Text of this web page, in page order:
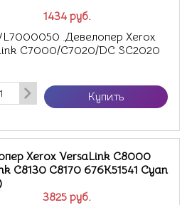
1434 руб.
.Девелопер Xerox
C7000/C7020/DC SC2020
Купить
3825 руб.
Xerox VersaLink C8000
C8130 C8170 676K51541 Cyan